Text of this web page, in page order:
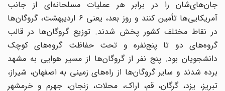
جان‌های‌شان را در برابر هر عملیات مسلحانه‌ای از جانب
آمریکایی‌ها تأمین کنند و روز بعد، یعنی ۶ اردیبهشت، گروگان‌ها
در نقاط مختلف کشور پخش شدند. توزیع گروگان‌ها در قالب
گروه‌های دو تا پنج‌نفره و تحت حفاظت گروه‌های کوچک
دانشجویان بود. پنج نفر از گروگان‌ها از مسیر هوایی به مشهد
برده شدند و سایر گروگان‌ها از راه‌های زمینی به اصفهان، شیراز،
تبریز، یزد، گرگان، قم، اراک، محلات، زنجان، جهرم و خرمشهر